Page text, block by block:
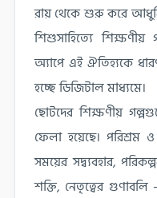
রায় থেকে শুরু করে
শিশুসাহিত্যে শিক্ষণীয়
অ্যাপে এই ঐতিহ্যকে
হচ্ছে ডিজিটাল মাধ্যমে।
ছোটদের শিক্ষণীয়
ফেলা হয়েছে। পরিশ্রম
সময়ের সদ্ব্যবহার,
শক্তি, নেতৃত্বের গুণাবলি